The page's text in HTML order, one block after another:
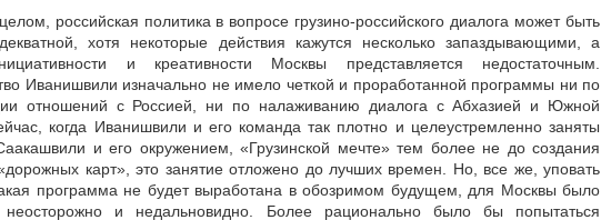
российская политика в вопросе грузино-российского диалога может быть
хотя некоторые действия кажутся несколько запаздывающими, а
и креативности Москвы представляется недостаточным.
Иванишвили изначально не имело четкой и проработанной программы ни по
отношений с Россией, ни по налаживанию диалога с Абхазией и Южной
когда Иванишвили и его команда так плотно и целеустремленно заняты
и его окружением, «Грузинской мечте» тем более не до создания
карт», это занятие отложено до лучших времен. Но, все же, уповать
программа не будет выработана в обозримом будущем, для Москвы было
и недальновидно. Более рационально было бы попытаться